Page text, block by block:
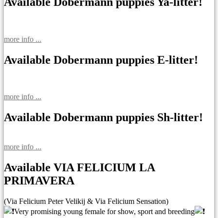
more info ...
Available Dobermann puppies E-litter!
more info ...
Available Dobermann puppies Sh-litter!
more info ...
Available VIA FELICIUM LA
PRIMAVERA
(Via Felicium Peter Velikij & Via Felicium Sensation)
Very promising young female for show, sport and breeding